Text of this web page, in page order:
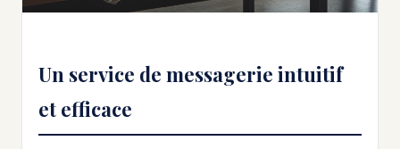
Un service de messagerie intuitif
et efficace